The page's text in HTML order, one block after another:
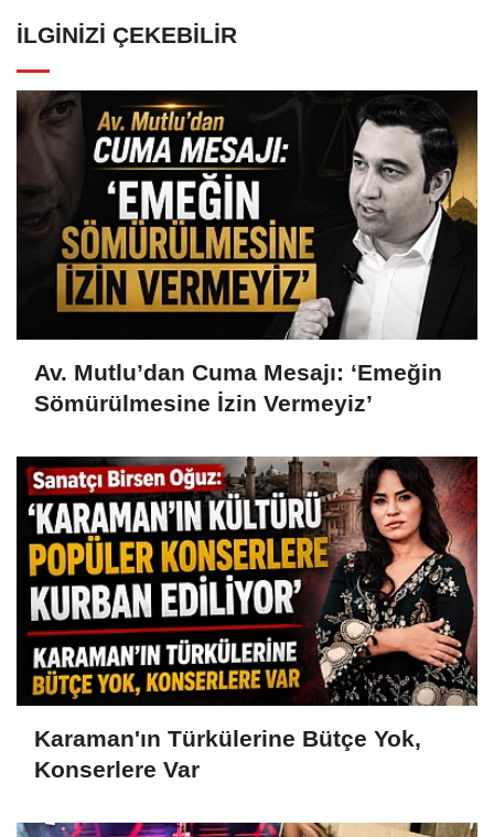
İLGINIZI ÇEKEBILIR
Av. Mutlu’dan Cuma Mesajı: ‘Emeğin
Sömürülmesine İzin Vermeyiz’
Karaman'ın Türkülerine Bütçe Yok,
Konserlere Var